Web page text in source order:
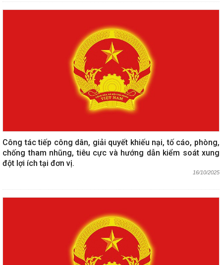
Công tác tiếp công dân, giải quyết khiếu nại, tố cáo, phòng,
chống tham nhũng, tiêu cực và hướng dẫn kiểm soát xung
đột lợi ích tại đơn vị.
16/10/2025